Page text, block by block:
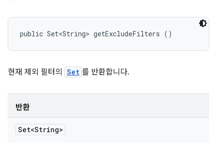
public Set<String> getExcludeFilters ()
현재 제외 필터의 Set 를 반환합니다.
반환
Set<String>